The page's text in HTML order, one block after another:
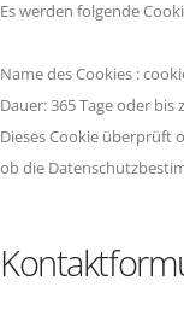
Es werden folgende
Name des Cookies :
Dauer: 365 Tage oder
Dieses Cookie überprüft
ob die